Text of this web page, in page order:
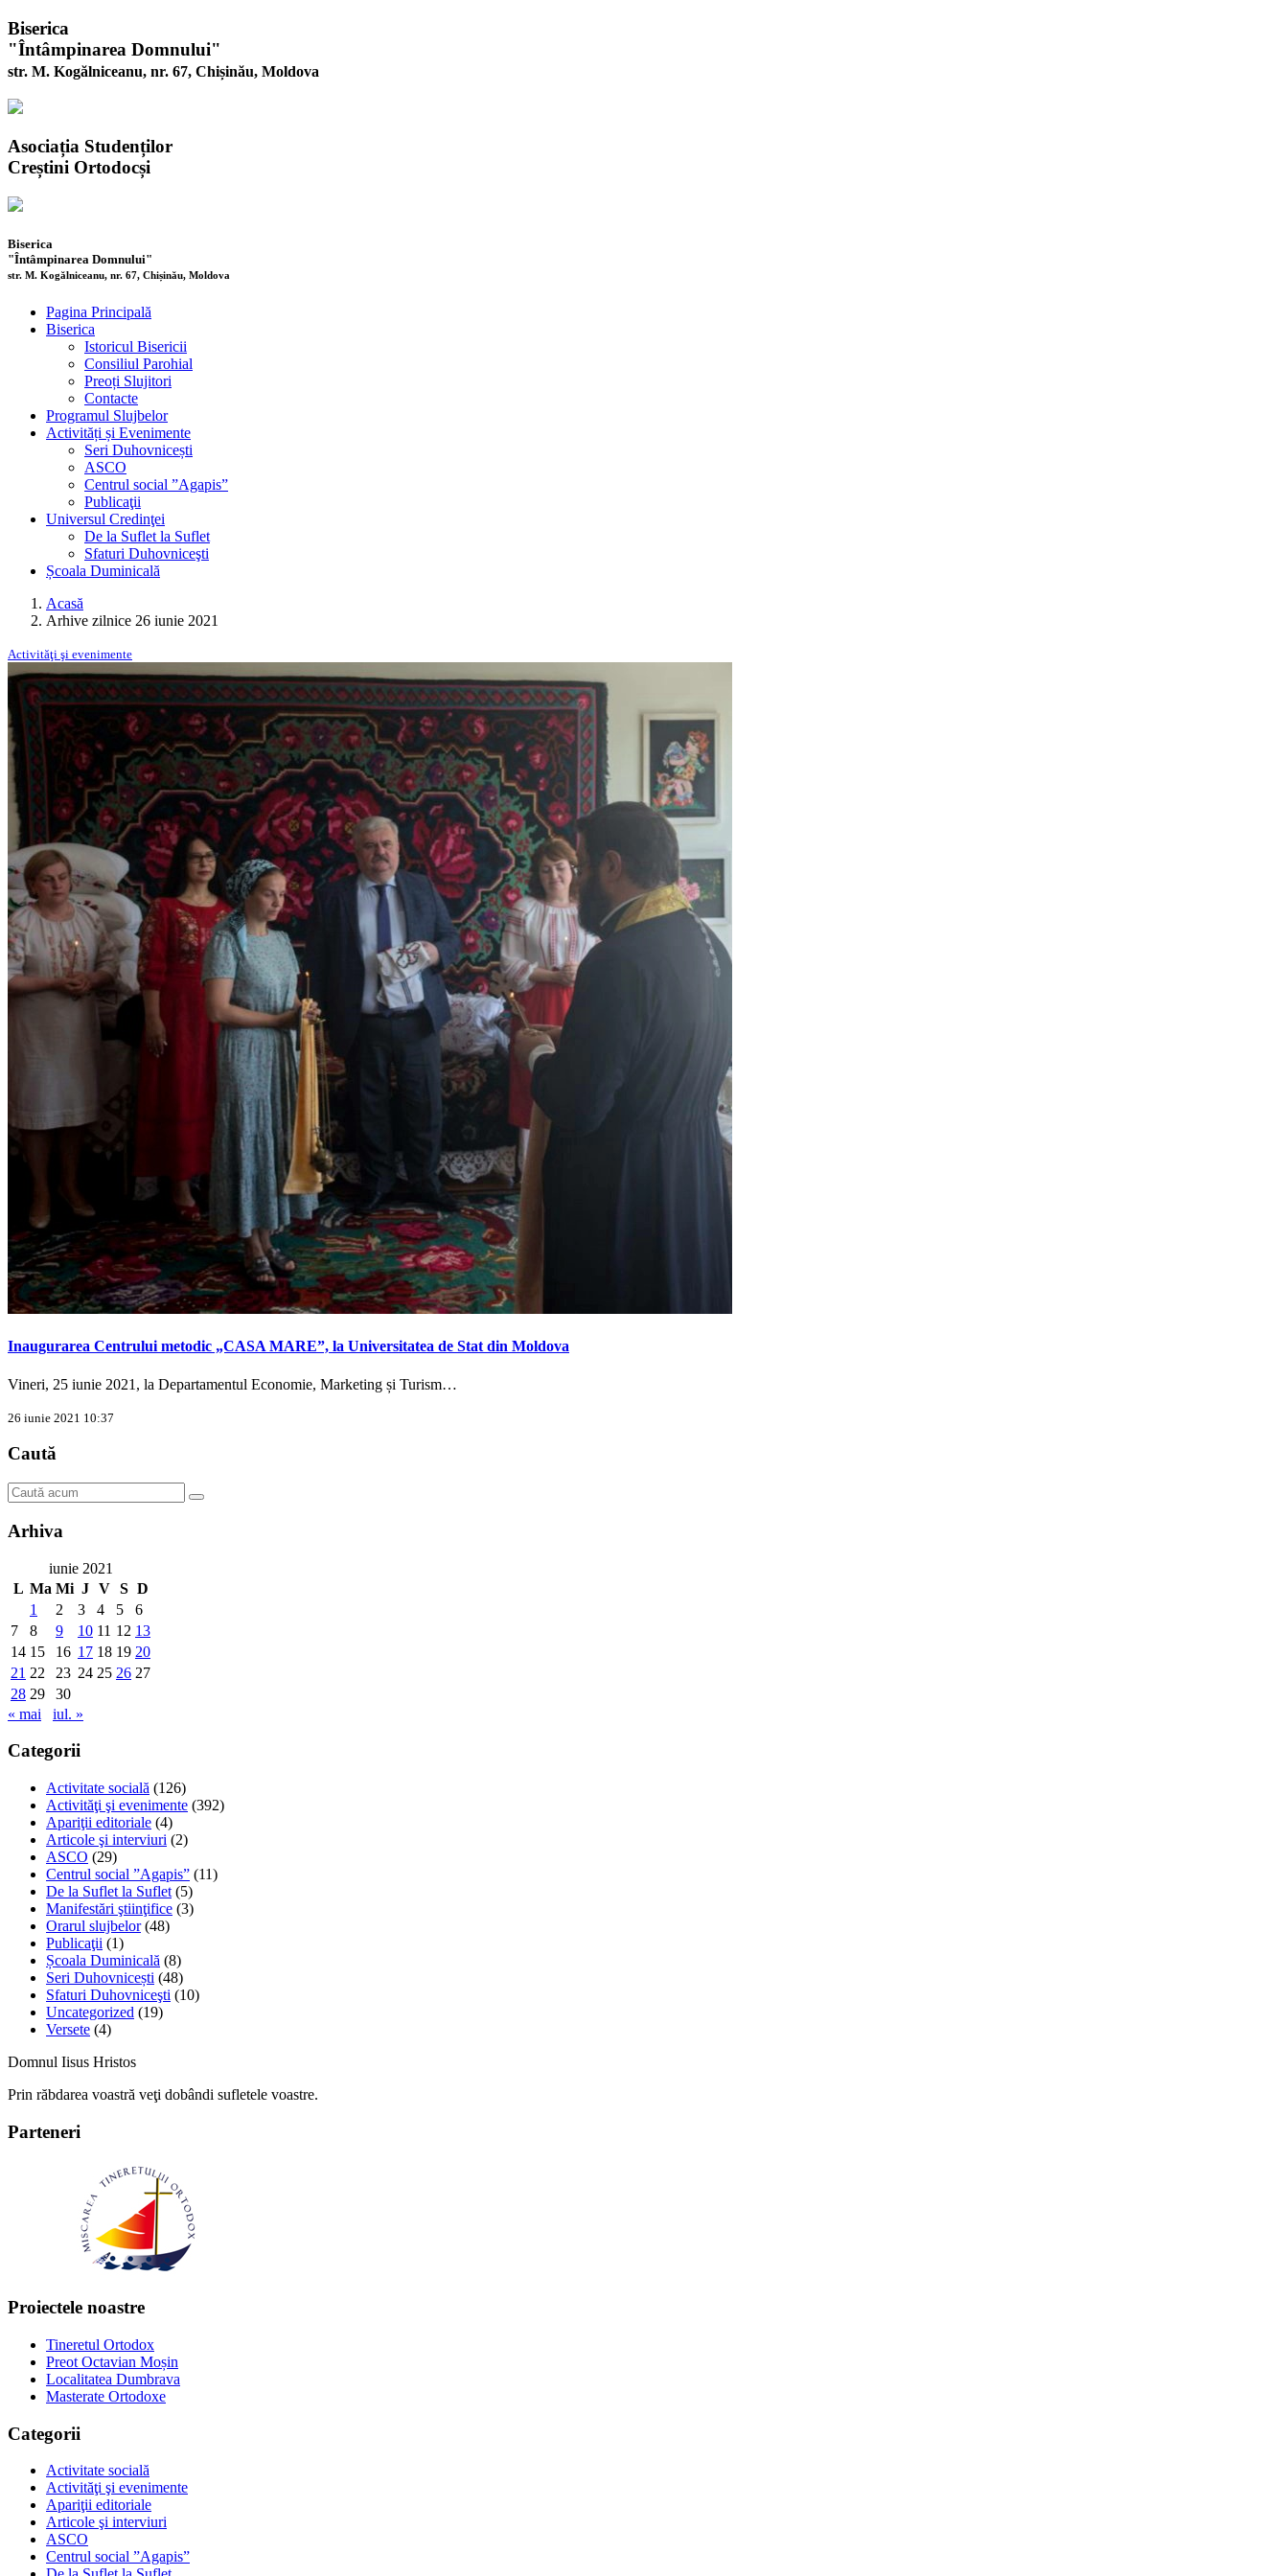
Biserica
"Întâmpinarea Domnului"
str. M. Kogălniceanu, nr. 67, Chișinău, Moldova
Asociația Studenților
Creștini Ortodocși
Biserica
"Întâmpinarea Domnului"
str. M. Kogălniceanu, nr. 67, Chișinău, Moldova
Pagina Principală
Biserica
Istoricul Bisericii
Consiliul Parohial
Preoți Slujitori
Contacte
Programul Slujbelor
Activități și Evenimente
Seri Duhovnicești
ASCO
Centrul social ”Agapis”
Publicaţii
Universul Credinţei
De la Suflet la Suflet
Sfaturi Duhovniceşti
Școala Duminicală
Acasă
Arhive zilnice 26 iunie 2021
Activităţi şi evenimente
Inaugurarea Centrului metodic „CASA MARE”, la Universitatea de Stat din Moldova
Vineri, 25 iunie 2021, la Departamentul Economie, Marketing și Turism…
26 iunie 2021 10:37
Caută
Arhiva
iunie 2021
L Ma Mi J V S D
1
2 3 4 5
6
7
8 9 10 11 12 13
14 15 16 17 18 19 20
21 22 23 24 25 26 27
28 29
30
« mai
iul. »
Categorii
Activitate socială (126)
Activităţi şi evenimente (392)
Apariţii editoriale (4)
Articole şi interviuri (2)
ASCO (29)
Centrul social ”Agapis” (11)
De la Suflet la Suflet (5)
Manifestări ştiinţifice (3)
Orarul slujbelor(48)
Publicaţii (1)
Școala Duminicală (8)
Seri Duhovnicești (48)
Sfaturi Duhovniceşti (10)
Uncategorized (19)
Versete (4)
Domnul Iisus Hristos
Prin răbdarea voastră veţi dobândi sufletele voastre.
Parteneri
Proiectele noastre
Tineretul Ortodox
Preot Octavian Moșin
Localitatea Dumbrava
Masterate Ortodoxe
Categorii
Activitate socială
Activităţi şi evenimente
Apariţii editoriale
Articole şi interviuri
ASCO
Centrul social ”Agapis”